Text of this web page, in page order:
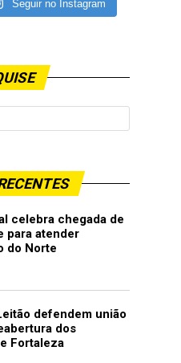
Seguir no Instagram
celebra chegada de
para atender
do Norte
defendem união
dos
Fortaleza